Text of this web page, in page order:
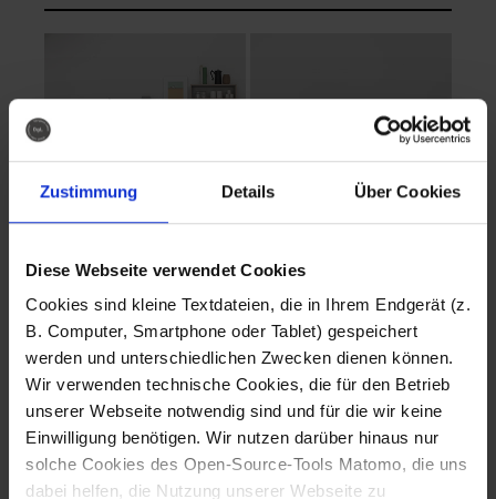
Zustimmung Details Über Cookies
Diese Webseite verwendet Cookies
Cookies sind kleine Textdateien, die in Ihrem Endgerät (z.
B. Computer, Smartphone oder Tablet) gespeichert
werden und unterschiedlichen Zwecken dienen können.
Wir verwenden technische Cookies, die für den Betrieb
unserer Webseite notwendig sind und für die wir keine
Einwilligung benötigen. Wir nutzen darüber hinaus nur
solche Cookies des Open-Source-Tools Matomo, die uns
dabei helfen, die Nutzung unserer Webseite zu
Fotografo: Lorenz
Sternbach
Download
Fotografo: Lorenz
Sternbach
Download